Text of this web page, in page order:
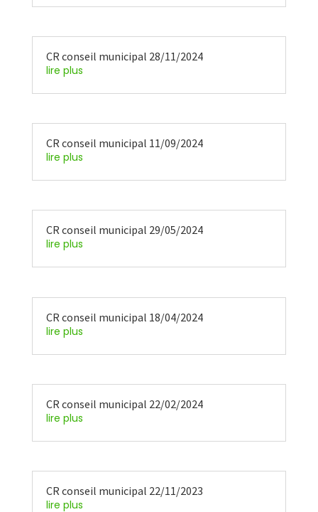
CR conseil municipal 28/11/2024
lire plus
CR conseil municipal 11/09/2024
lire plus
CR conseil municipal 29/05/2024
lire plus
CR conseil municipal 18/04/2024
lire plus
CR conseil municipal 22/02/2024
lire plus
CR conseil municipal 22/11/2023
lire plus